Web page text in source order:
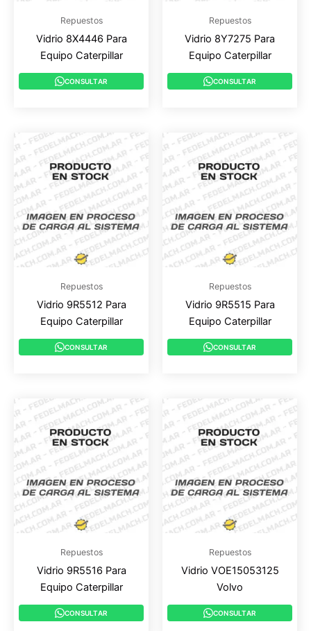
Repuestos
Vidrio 8X4446 Para
Equipo Caterpillar
CONSULTAR
Repuestos
Vidrio 8Y7275 Para
Equipo Caterpillar
CONSULTAR
Repuestos
Vidrio 9R5512 Para
Equipo Caterpillar
CONSULTAR
Repuestos
Vidrio 9R5515 Para
Equipo Caterpillar
CONSULTAR
Repuestos
Vidrio 9R5516 Para
Equipo Caterpillar
CONSULTAR
Repuestos
Vidrio VOE15053125
Volvo
CONSULTAR